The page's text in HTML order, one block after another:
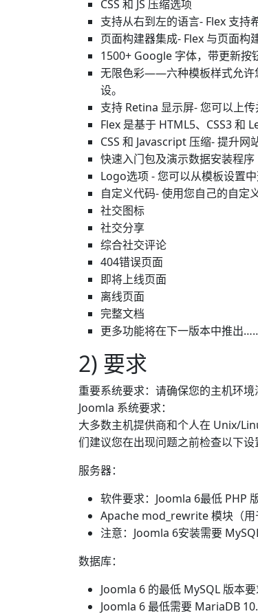
CSS 和 JS 压缩选项
支持从右到左的语言- Flex 支持
页面构建器集成- Flex 与页面构
1500+ Google 字体，带更新按
无限色彩——六种模板样式允许
设。
支持 Retina 显示屏- 您可以上传
Flex 是基于 HTML5、CSS3 和
CSS 和 Javascript 压缩- 提升网
快速入门包及演示数据安装程序
Logo选项 - 您可以从模板设置
自定义代码- 使用您自己的自定
社交图标
社交分享
综合社交评论
404错误页面
即将上线页面
离线页面
完整文档
更多功能将在下一版本中推出
2) 要求
重要系统要求：请确保您的主机环境
Joomla 系统要求：
大多数主机提供商和个人在 Unix/
们建议您在出现问题之前检查以下设
服务器：
软件要求：Joomla 6最低 PHP
Apache mod_rewrite 模块（用
注意：Joomla 6安装需要
数据库：
Joomla 6 的最低 MySQL 版本要
Joomla 6 最低需要 MariaDB